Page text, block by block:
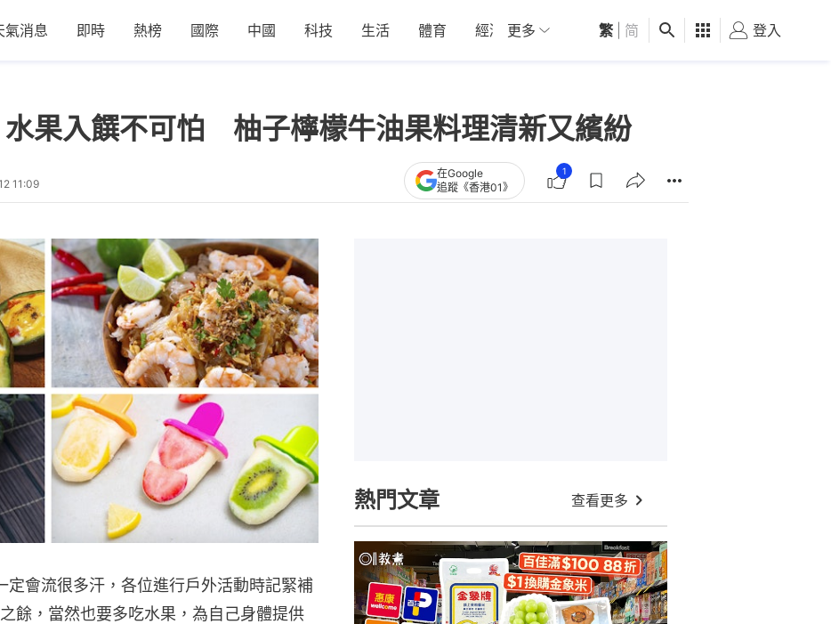
氣消息 即時 熱榜 國際 中國 科技 生活 體育 經濟 01深圳 觀點 健康 好食玩飛
更多 繁 简 登入
水果入饌不可怕 柚子檸檬牛油果料理清新又繽紛
11:09
在Google
追蹤《香港01》
1
定會流很多汗，各位進行戶外活動時記緊補
餘，當然也要多吃水果，為自己身體提供
熱門文章 查看更多